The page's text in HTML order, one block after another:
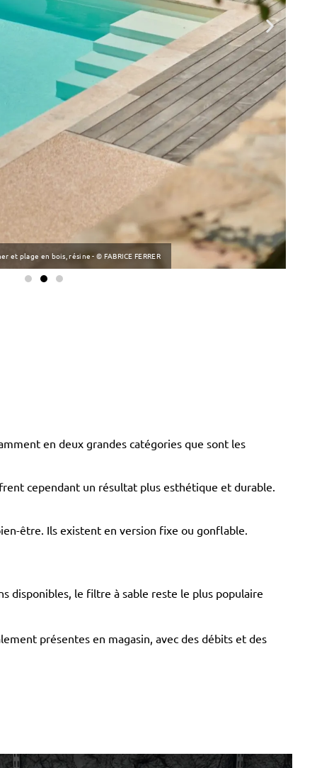
plage en bois, résine - © FABRICE FERRER
en deux grandes catégories que sont les
cependant un résultat plus esthétique et durable.
être. Ils existent en version fixe ou gonflable.
disponibles, le filtre à sable reste le plus populaire
présentes en magasin, avec des débits et des